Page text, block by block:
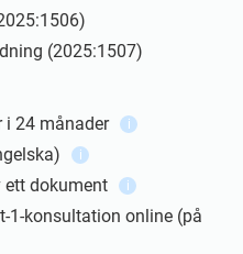
(2025:1507)
i 24 månader i
i
ett dokument i
1-konsultation online (på